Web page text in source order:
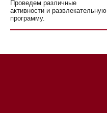
Проведем различные
активности и развлекательную
программу.